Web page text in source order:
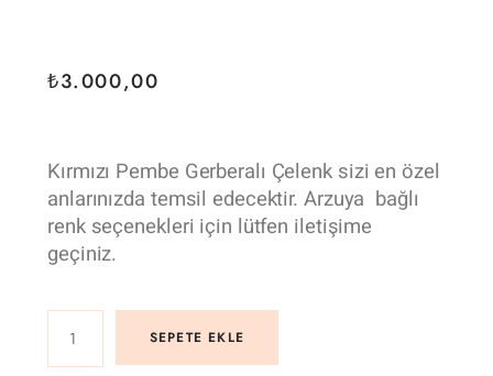
₺3.000,00
Kırmızı Pembe Gerberalı Çelenk sizi en özel
anlarınızda temsil edecektir. Arzuya bağlı
renk seçenekleri için lütfen iletişime
geçiniz.
SEPETE EKLE